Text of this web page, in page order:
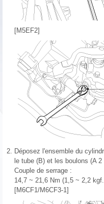
[M5EF2]
2. Déposez l'ensemble du
le tube (B) et les boulons (A 2
Couple de serrage :
14,7 ~ 21,6 Nm (1,5 ~ 2,2
[M6CF1/M6CF3-1]